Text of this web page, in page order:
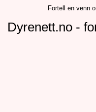
Fortell en venn
Dyrenett.no -